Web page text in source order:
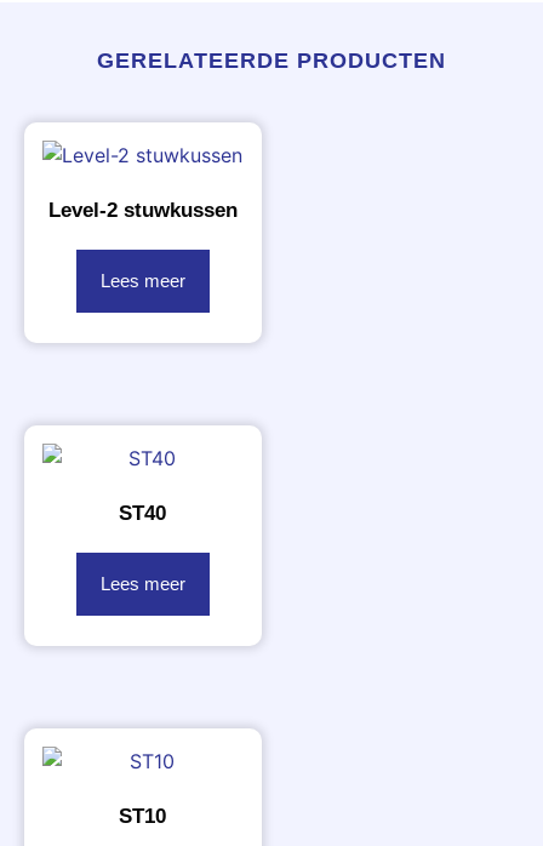
GERELATEERDE PRODUCTEN
Level-2 stuwkussen
Lees meer
ST40
Lees meer
ST10